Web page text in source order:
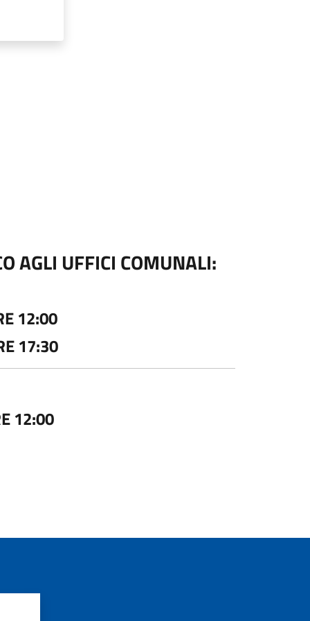
AGLI UFFICI COMUNALI:
12:00
17:30
12:00